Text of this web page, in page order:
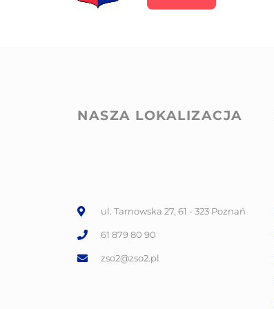
NASZA LOKALIZACJA
ul. Tarnowska 27, 61 - 323 Poznań
61 879 80 90
zso2@zso2.pl